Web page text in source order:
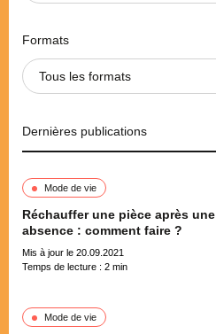
Formats
Tous les formats
Dernières publications
Mode de vie
Réchauffer une pièce après une
absence : comment faire ?
Mis à jour le 20.09.2021
Temps de lecture : 2 min
Mode de vie